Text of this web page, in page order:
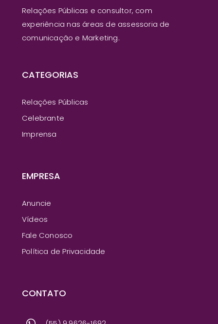
Relações Públicas e consultor, com
experiência nas áreas de assessoria de
comunicação e Marketing.
CATEGORIAS
Relações Públicas
Celebrante
Imprensa
EMPRESA
Anuncie
Vídeos
Fale Conosco
Política de Privacidade
CONTATO